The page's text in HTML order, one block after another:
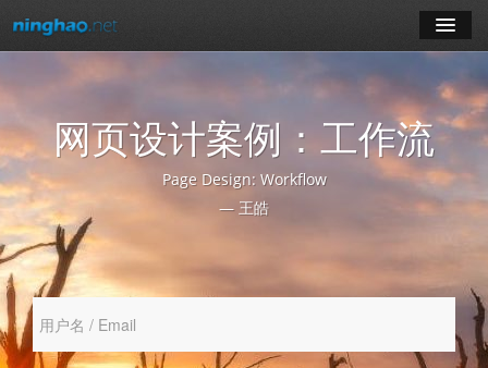
博客
登录
注册
网页设计案例：工作流
Page Design: Workflow
— 王皓